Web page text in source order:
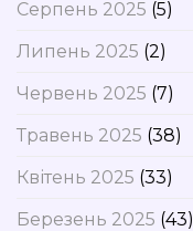
Серпень 2025 (5)
Липень 2025 (2)
Червень 2025 (7)
Травень 2025 (38)
Квітень 2025 (33)
Березень 2025 (43)